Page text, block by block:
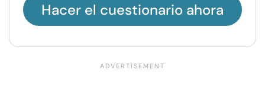
Hacer el cuestionario ahora